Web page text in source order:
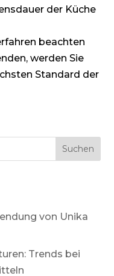
der Küche
beachten
werden Sie
Standard der
von Unika
Trends bei